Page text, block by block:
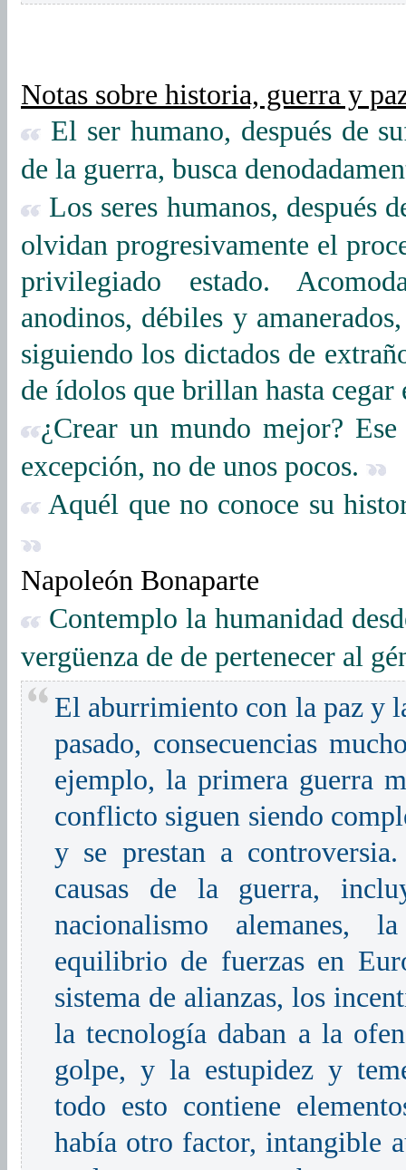
Notas sobre historia, guerra y
El ser humano, después de
de la guerra, busca
Los seres humanos, después
olvidan progresivamente el
privilegiado estado.
anodinos, débiles y
siguiendo los dictados de
de ídolos que brillan hasta
¿Crear un mundo mejor?
excepción, no de unos pocos.
Aquél que no conoce su
Napoleón Bonaparte
Contemplo la humanidad
vergüenza de de pertenecer al
El aburrimiento con la paz y
pasado, consecuencias
ejemplo, la primera guerra
conflicto siguen siendo
y se prestan a
causas de la guerra,
nacionalismo alemanes,
equilibrio de fuerzas en
sistema de alianzas, los
la tecnología daban a la
golpe, y la estupidez y
todo esto contiene
había otro factor, intangible